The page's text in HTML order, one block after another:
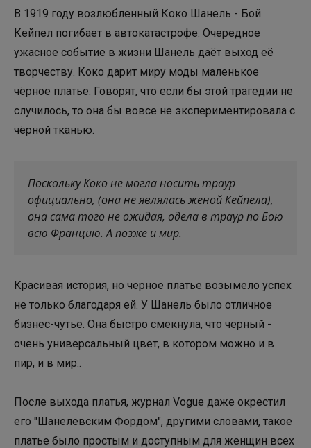
В 1919 году возлюбленный Коко Шанель - Бой
Кейпел погибает в автокатастрофе. Очередное
ужасное событие в жизни Шанель даёт выход её
творчеству. Коко дарит миру моды маленькое
чёрное платье. Говорят, что если бы этой трагедии не
случилось, то она бы вовсе не экспериментировала с
чёрной тканью.
Поскольку Коко не могла носить траур
официально, (она не являлась женой Кейпела),
она сама того не ожидая, одела в траур по Бою
всю Францию. А позже и мир.
Красивая история, но черное платье возымело успех
не только благодаря ей. У Шанель было отличное
бизнес-чутье. Она быстро смекнула, что черный -
очень универсальный цвет, в котором можно и в
пир, и в мир..
После выхода платья, журнал Vogue даже окрестил
его "Шанелевским Фордом", другими словами, такое
платье было простым и доступным для женщин всех